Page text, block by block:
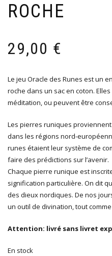
ROCHE
29,00 €
Le jeu Oracle des Runes est un
roche dans un sac en coton.
méditation, ou peuvent être
Les pierres runiques
dans les régions nord-
runes étaient leur système de
faire des prédictions sur l’avenir.
Chaque pierre runique est
signification particulière. On dit
des dieux nordiques. De nos
un outil de divination, tout
Attention: livré sans livret
En stock